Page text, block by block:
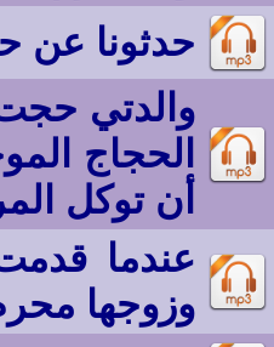
حدثونا عن
والدتي
الحجاج
أن توكل
عندما
وزوجها